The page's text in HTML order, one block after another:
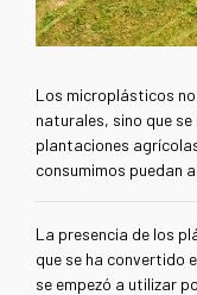
Los microplásticos
naturales, sino que
plantaciones
consumimos puedan
La presencia de los
que se ha convertido
se empezó a utilizar